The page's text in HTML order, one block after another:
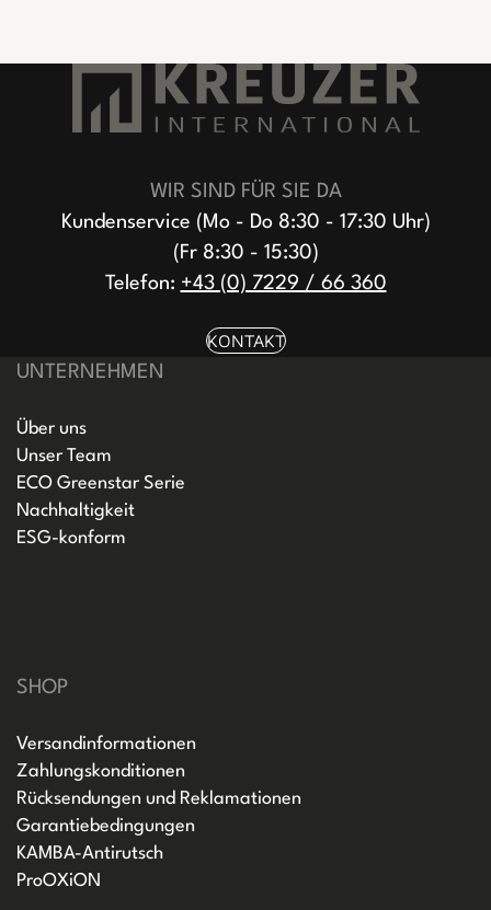
WIR SIND FÜR SIE DA
Kundenservice (Mo - Do 8:30 - 17:30 Uhr)
(Fr 8:30 - 15:30)
Telefon: +43 (0) 7229 / 66 360
KONTAKT
UNTERNEHMEN
Über uns
Unser Team
ECO Greenstar Serie
Nachhaltigkeit
ESG-konform
SHOP
Versandinformationen
Zahlungskonditionen
Rücksendungen und Reklamationen
Garantiebedingungen
KAMBA-Antirutsch
ProOXiON